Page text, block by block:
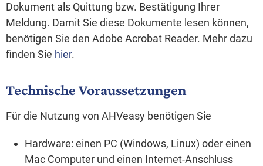
Dokument als Quittung bzw. Bestätigung Ihrer
Meldung. Damit Sie diese Dokumente lesen können,
benötigen Sie den Adobe Acrobat Reader. Mehr dazu
finden Sie hier.
Technische Voraussetzungen
Für die Nutzung von AHVeasy benötigen Sie
Hardware: einen PC (Windows, Linux) oder einen
Mac Computer und einen Internet-Anschluss